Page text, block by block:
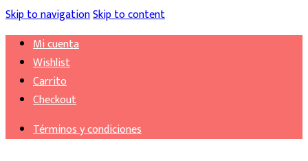
Skip to navigationSkip to content
Mi cuenta
Wishlist
Carrito
Checkout
Términos y condiciones